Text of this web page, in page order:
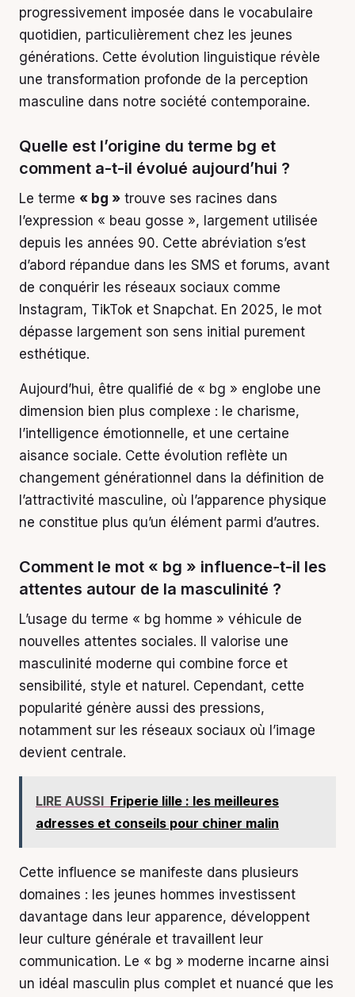
progressivement imposée dans le vocabulaire
quotidien, particulièrement chez les jeunes
générations. Cette évolution linguistique révèle
une transformation profonde de la perception
masculine dans notre société contemporaine.
Quelle est l’origine du terme bg et
comment a-t-il évolué aujourd’hui ?
Le terme « bg » trouve ses racines dans
l’expression « beau gosse », largement utilisée
depuis les années 90. Cette abréviation s’est
d’abord répandue dans les SMS et forums, avant
de conquérir les réseaux sociaux comme
Instagram, TikTok et Snapchat. En 2025, le mot
dépasse largement son sens initial purement
esthétique.
Aujourd’hui, être qualifié de « bg » englobe une
dimension bien plus complexe : le charisme,
l’intelligence émotionnelle, et une certaine
aisance sociale. Cette évolution reflète un
changement générationnel dans la définition de
l’attractivité masculine, où l’apparence physique
ne constitue plus qu’un élément parmi d’autres.
Comment le mot « bg » influence-t-il les
attentes autour de la masculinité ?
L’usage du terme « bg homme » véhicule de
nouvelles attentes sociales. Il valorise une
masculinité moderne qui combine force et
sensibilité, style et naturel. Cependant, cette
popularité génère aussi des pressions,
notamment sur les réseaux sociaux où l’image
devient centrale.
LIRE AUSSI Friperie lille : les meilleures
adresses et conseils pour chiner malin
Cette influence se manifeste dans plusieurs
domaines : les jeunes hommes investissent
davantage dans leur apparence, développent
leur culture générale et travaillent leur
communication. Le « bg » moderne incarne ainsi
un idéal masculin plus complet et nuancé que les